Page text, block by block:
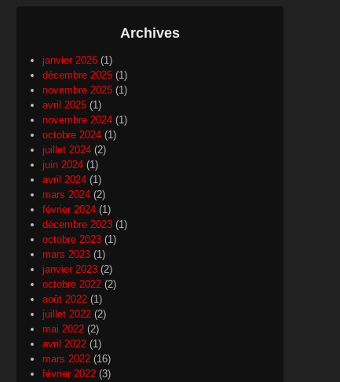
Archives
janvier 2026 (1)
décembre 2025 (1)
novembre 2025 (1)
avril 2025 (1)
novembre 2024 (1)
octobre 2024 (1)
juillet 2024 (2)
juin 2024 (1)
avril 2024 (1)
mars 2024 (2)
février 2024 (1)
décembre 2023 (1)
octobre 2023 (1)
mars 2023 (1)
janvier 2023 (2)
octobre 2022 (2)
août 2022 (1)
juillet 2022 (2)
mai 2022 (2)
avril 2022 (1)
mars 2022 (16)
février 2022 (3)